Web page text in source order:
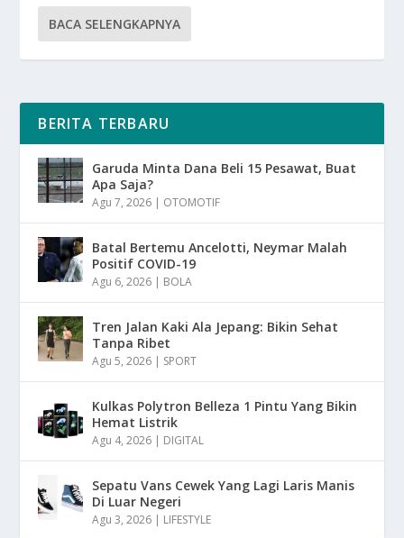
BACA SELENGKAPNYA
BERITA TERBARU
Garuda Minta Dana Beli 15 Pesawat, Buat
Apa Saja?
Agu 7, 2026 | OTOMOTIF
Batal Bertemu Ancelotti, Neymar Malah
Positif COVID-19
Agu 6, 2026 | BOLA
Tren Jalan Kaki Ala Jepang: Bikin Sehat
Tanpa Ribet
Agu 5, 2026 | SPORT
Kulkas Polytron Belleza 1 Pintu Yang Bikin
Hemat Listrik
Agu 4, 2026 | DIGITAL
Sepatu Vans Cewek Yang Lagi Laris Manis
Di Luar Negeri
Agu 3, 2026 | LIFESTYLE